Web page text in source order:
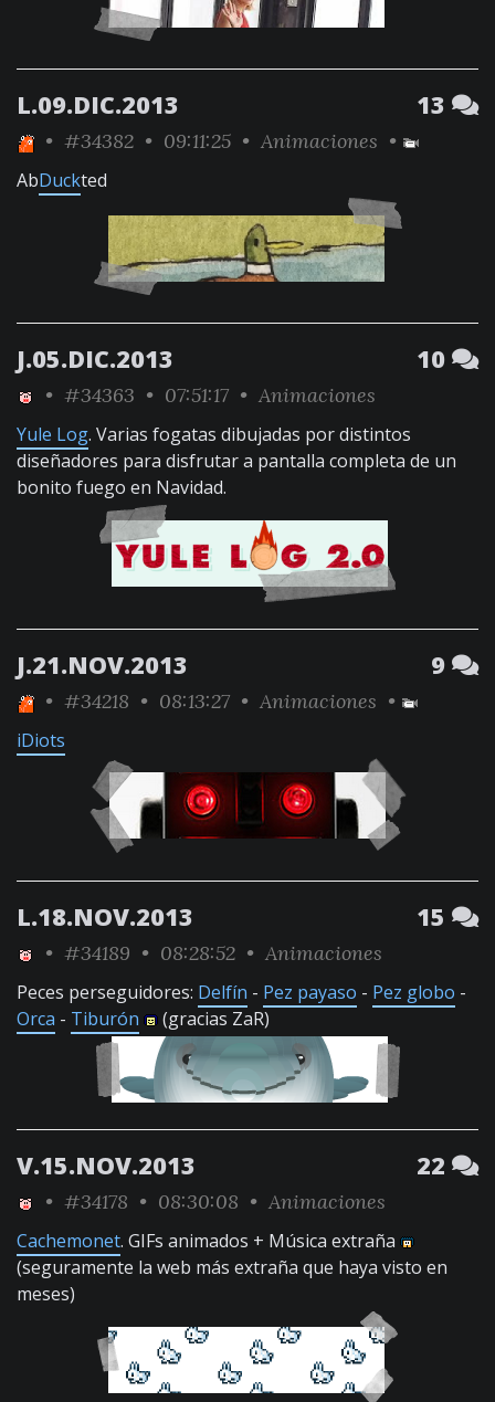
L.09.DIC.2013 13
• #34382 • 09:11:25 • Animaciones •
AbDuckted
J.05.DIC.2013 10
• #34363 • 07:51:17 • Animaciones
Yule Log. Varias fogatas dibujadas por distintos
diseñadores para disfrutar a pantalla completa de un
bonito fuego en Navidad.
J.21.NOV.2013 9
• #34218 • 08:13:27 • Animaciones •
iDiots
L.18.NOV.2013 15
• #34189 • 08:28:52 • Animaciones
Peces perseguidores: Delfín - Pez payaso - Pez globo -
Orca - Tiburón (gracias ZaR)
V.15.NOV.2013 22
• #34178 • 08:30:08 • Animaciones
Cachemonet. GIFs animados + Música extraña
(seguramente la web más extraña que haya visto en
meses)